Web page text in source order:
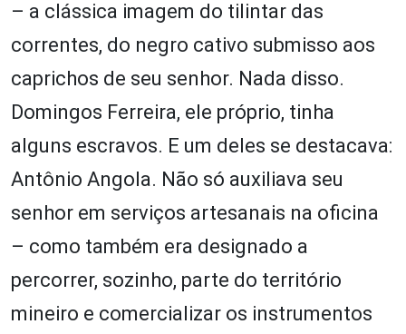
– a clássica imagem do tilintar das
correntes, do negro cativo submisso aos
caprichos de seu senhor. Nada disso.
Domingos Ferreira, ele próprio, tinha
alguns escravos. E um deles se destacava:
Antônio Angola. Não só auxiliava seu
senhor em serviços artesanais na oficina
– como também era designado a
percorrer, sozinho, parte do território
mineiro e comercializar os instrumentos